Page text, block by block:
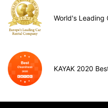
World's Leading
KAYAK 2020